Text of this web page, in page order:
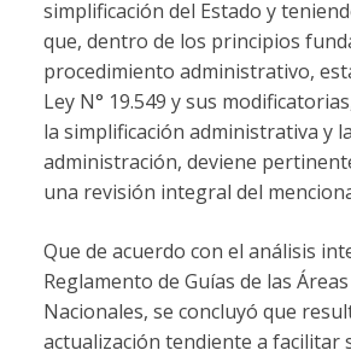
simplificación del Estado y
que, dentro de los principios
procedimiento administrativo,
Ley N° 19.549 y sus
la simplificación administrativa y
administración, deviene
una revisión integral del
Que de acuerdo con el análisis
Reglamento de Guías de las
Nacionales, se concluyó que
actualización tendiente a facilitar